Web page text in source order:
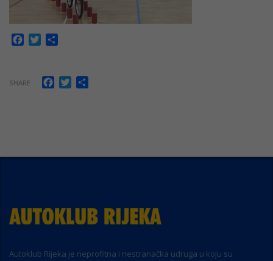
Facebook
Twitter
SHARE Facebook
Twitter
Autoklub Rijeka je neprofitna i nestranačka udruga u koju su